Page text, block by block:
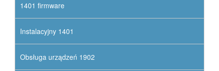
1401 firmware
Instalacyjny 1401
Obsługa urządzeń 1902